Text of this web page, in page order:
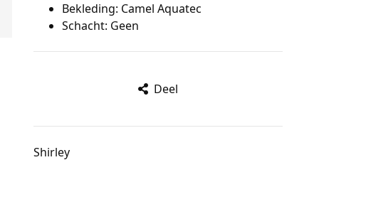
Bekleding: Camel Aquatec
Schacht: Geen
Deel
Shirley